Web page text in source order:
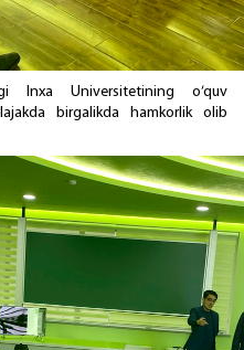
Inxa Universitetining o‘quv
birgalikda hamkorlik olib